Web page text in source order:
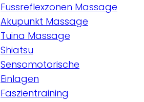
Fussreflexzonen Massage
Akupunkt Massage
Tuina Massage
Shiatsu
Sensomotorische
Einlagen
Faszientraining